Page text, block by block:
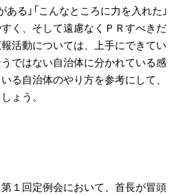
る」「こんなところに力を入れた」
く、そして遠慮なくＰＲすべきだ
活動については、上手にできてい
ではない自治体に分かれている感
る自治体のやり方を参考にして、
ょう。
１回定例会において、首長が冒頭